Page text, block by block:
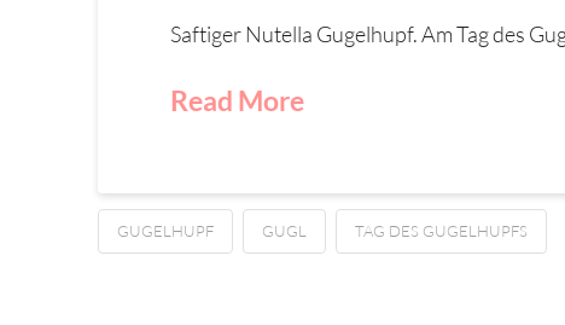
Saftiger Nutella Gugelhupf. Am Tag des
Read More
GUGELHUPF GUGL TAG DES GUGELHUPFS